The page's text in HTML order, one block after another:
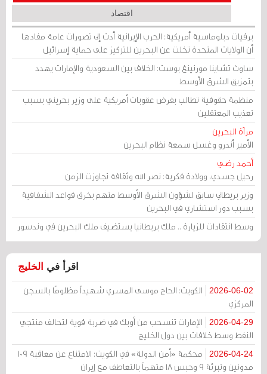
اقتصاد
برقيات دبلوماسية أمريكية: الحرب الإيرانية أدت إلى تصورات عامة مفادها
أن الولايات المتحدة تخلت عن البحرين للتركيز على حماية إسرائيل
ساوث تشاينا مورنينغ بوست: الخلاف بين السعودية والإمارات يهدد
بتمزيق الشرق الأوسط
منظمة حقوقية تطالب بفرض عقوبات أمريكية على وزير بحريني بسبب
تعذيب المعتقلين
مرآة البحرين
الأمير أندرو وغسل سمعة نظام البحرين
أحمد رضي
رحيل جسدي، وولادة فكرية: نصر الله وثقافة تجاوزت الزمن
وزير بريطاني سابق لشؤون الشرق الأوسط متهم بخرق قواعد الشفافية
بسبب دور استشاري في البحرين
وسط انتقادات للزيارة .. ملك بريطانيا يستضيف ملك البحرين في وندسور
اقرأ في الخليج
2026-06-02
الكويت: الحاج موسى المسري شهيداً مظلومًا بالسجن
المركزي
2026-04-29
الإمارات تنسحب من أوبك في ضربة قوية لتحالف منتجي
النفط وسط خلافات بين دول الخليج
2026-04-24
محكمة «أمن الدولة» في الكويت: الامتناع عن معاقبة 109
مدونين وتبرئة 9 وحبس 18 متهماً بالتعاطف مع إيران